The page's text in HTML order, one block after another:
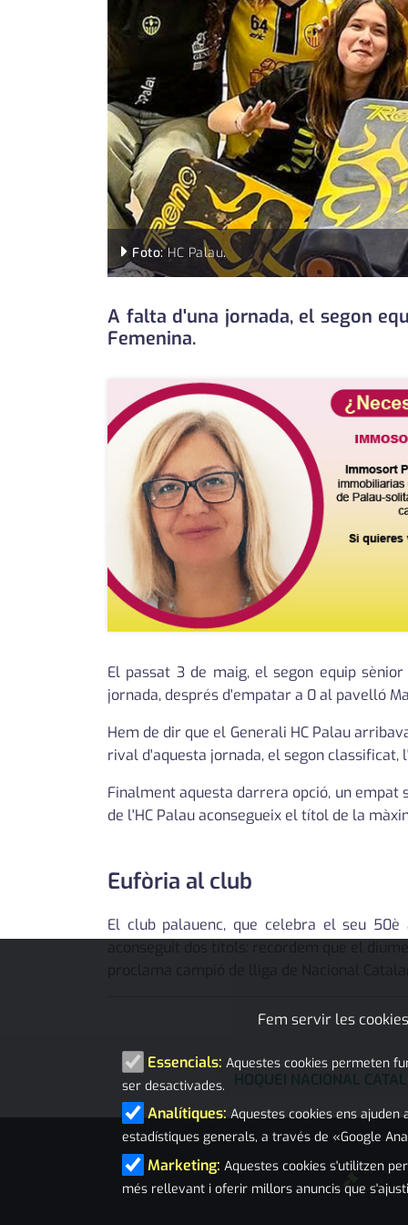
Foto:HC Palau.
A falta d'una jornada, el segon
Femenina.
El passat 3 de maig, el segon equip
jornada, després d'empatar a 0 al pavelló
Hem de dir que el Generali HC Palau
rival d'aquesta jornada, el segon
Finalment aquesta darrera opció, un
de l'HC Palau aconsegueix el títol de la
Eufòria al club
El club palauenc, que celebra el seu
HOQUEI NACIONAL
Fem servir les
Essencials: Aquestes cookies permeten
ser desactivades.
Analítiques: Aquestes cookies ens
estadístiques generals, a través de «Google
Marketing: Aquestes cookies s'utilitzen
més rellevant i oferir millors anuncis que